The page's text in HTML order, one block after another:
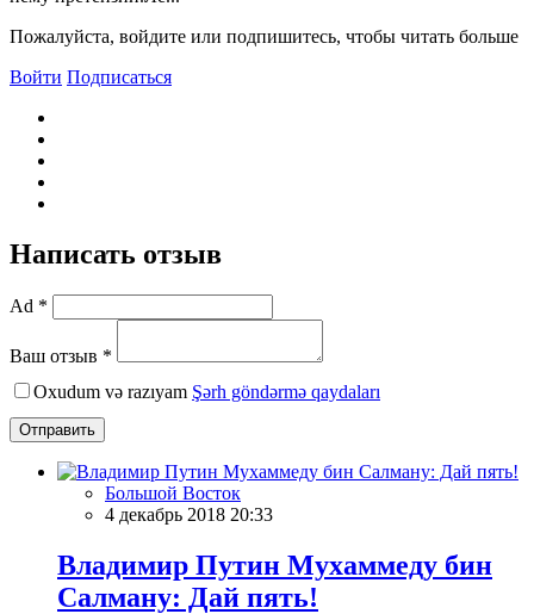
Пожалуйста, войдите или подпишитесь, чтобы читать больше
Войти Подписаться
Написать отзыв
Ad *
Ваш отзыв *
Oxudum və razıyam Şərh göndərmə qaydaları
Отправить
Большой Восток
4 декабрь 2018 20:33
Владимир Путин Мухаммеду бин
Салману: Дай пять!